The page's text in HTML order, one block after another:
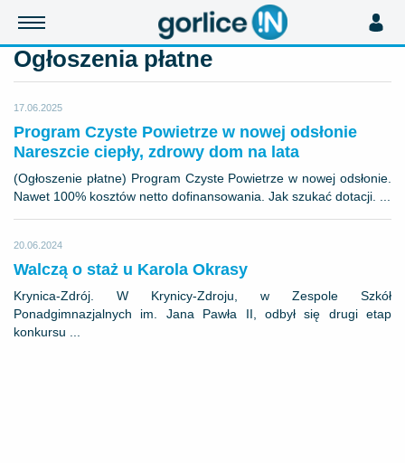
Ogłoszenia płatne
17.06.2025
Program Czyste Powietrze w nowej odsłonie
Nareszcie ciepły, zdrowy dom na lata
(Ogłoszenie płatne) Program Czyste Powietrze w nowej odsłonie.
Nawet 100% kosztów netto dofinansowania. Jak szukać dotacji. ...
20.06.2024
Walczą o staż u Karola Okrasy
Krynica-Zdrój. W Krynicy-Zdroju, w Zespole Szkół
Ponadgimnazjalnych im. Jana Pawła II, odbył się drugi etap
konkursu ...